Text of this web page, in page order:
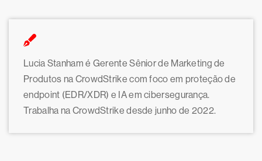
Lucia Stanham é Gerente Sênior de Marketing de
Produtos na CrowdStrike com foco em proteção de
endpoint (EDR/XDR) e IA em cibersegurança.
Trabalha na CrowdStrike desde junho de 2022.